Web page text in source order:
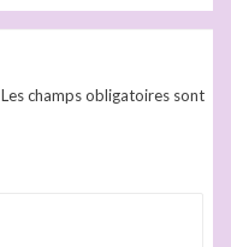
Les champs obligatoires sont